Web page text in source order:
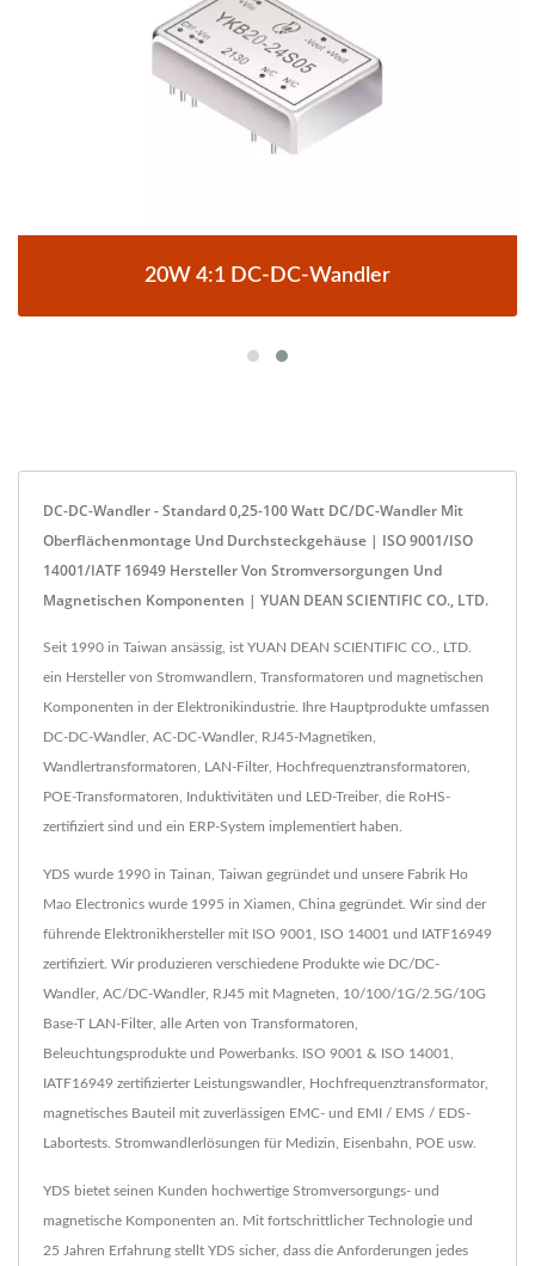
20W 4:1 DC-DC-Wandler
DC-DC-Wandler - Standard 0,25-100 Watt DC/DC-Wandler Mit
Oberflächenmontage Und Durchsteckgehäuse | ISO 9001/ISO
14001/IATF 16949 Hersteller Von Stromversorgungen Und
Magnetischen Komponenten | YUAN DEAN SCIENTIFIC CO., LTD.
Seit 1990 in Taiwan ansässig, ist YUAN DEAN SCIENTIFIC CO., LTD.
ein Hersteller von Stromwandlern, Transformatoren und magnetischen
Komponenten in der Elektronikindustrie. Ihre Hauptprodukte umfassen
DC-DC-Wandler, AC-DC-Wandler, RJ45-Magnetiken,
Wandlertransformatoren, LAN-Filter, Hochfrequenztransformatoren,
POE-Transformatoren, Induktivitäten und LED-Treiber, die RoHS-
zertifiziert sind und ein ERP-System implementiert haben.
YDS wurde 1990 in Tainan, Taiwan gegründet und unsere Fabrik Ho
Mao Electronics wurde 1995 in Xiamen, China gegründet. Wir sind der
führende Elektronikhersteller mit ISO 9001, ISO 14001 und IATF16949
zertifiziert. Wir produzieren verschiedene Produkte wie DC/DC-
Wandler, AC/DC-Wandler, RJ45 mit Magneten, 10/100/1G/2.5G/10G
Base-T LAN-Filter, alle Arten von Transformatoren,
Beleuchtungsprodukte und Powerbanks. ISO 9001 & ISO 14001,
IATF16949 zertifizierter Leistungswandler, Hochfrequenztransformator,
magnetisches Bauteil mit zuverlässigen EMC- und EMI / EMS / EDS-
Labortests. Stromwandlerlösungen für Medizin, Eisenbahn, POE usw.
YDS bietet seinen Kunden hochwertige Stromversorgungs- und
magnetische Komponenten an. Mit fortschrittlicher Technologie und
25 Jahren Erfahrung stellt YDS sicher, dass die Anforderungen jedes